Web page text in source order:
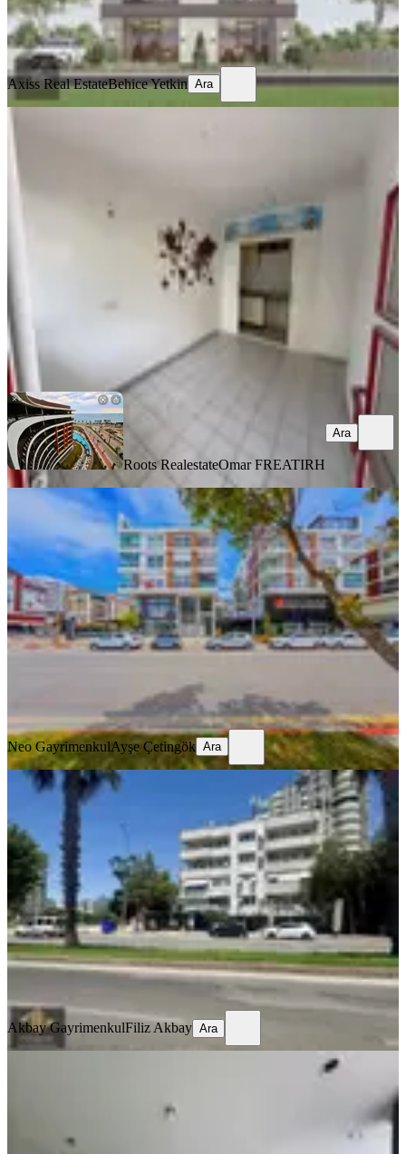
Axiss Real EstateBehice Yetkin
Ara
Axiss Real EstateBehice Yetkin Ara
1 Oda
26 m² Düz Giriş (Zemin)·
1.850.000 ₺
Roots Realestate Omar FREATIRH
Ara
Roots RealestateOmar FREATIRH
Ara
Meydankavağı 12. Cadde'de Satılık
Faturalı İşyeri
Muratpaşa, Meydankavağı Mahallesi
1 Oda·337 m²·Düz Giriş (Zemin)·06.07.2026
23.500.000 ₺
Ayşe Çetingök
Ara
Neo GayrimenkulAyşe Çetingök Ara
Lara Barınaklar'da 300 M2
Kullanımlı Cadde Üzeri Köşe Dükkan
Muratpaşa, Çağlayan Mahallesi
2 Oda·100 m²·Düz Giriş (Zemin) 03.07.2026
25.000.000 ₺
Akbay GayrimenkulFiliz Akbay
Akbay GayrimenkulFiliz Akbay Ara
Bahçelievler Teomanpaşa Cad. Satılık